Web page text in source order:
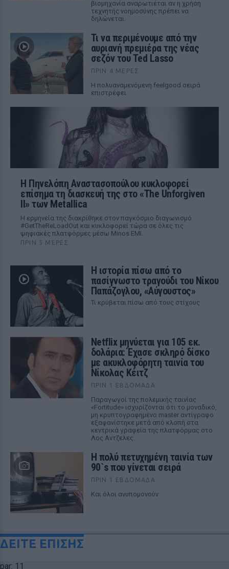
βιομηχανία αναρωτιέται αν η χρήση
τεχνητής νοημοσύνης πρέπει να
δηλώνεται.
Τι να περιμένουμε από την
αυριανή πρεμιέρα της νέας
σεζόν του Ted Lasso
ΠΡΙΝ 4 ΜΈΡΕΣ
Η πολυαναμενόμενη feelgood σειρά
επιστρέφει
Η Πηνελόπη Αναστασοπούλου κυκλοφορεί
επίσημα τη διασκευή της στο «The Unforgiven
II» των Metallica
Η ερμηνεία της διακρίθηκε στον παγκόσμιο διαγωνισμό
#GetTheReLoadOut και κυκλοφορεί τώρα σε όλες τις
ψηφιακές πλατφόρμες μέσω Minos EMI.
ΠΡΙΝ 5 ΜΈΡΕΣ
Η ιστορία πίσω από το
πασίγνωστο τραγούδι του Νίκου
Παπάζογλου, «Αύγουστος»
Τι κρύβεται πίσω από τους στίχους
Netflix μηνύεται για 105 εκ.
δολάρια: Έχασε σκληρό δίσκο
με ακυκλοφόρητη ταινία του
Νίκολας Κέιτζ
ΠΡΙΝ 1 ΕΒΔΟΜΆΔΑ
Παραγωγοί της πολεμικής ταινίας
«Fortitude» ισχυρίζονται ότι το μοναδικό,
μη κρυπτογραφημένο master αντίγραφο
εξαφανίστηκε μετά από κλοπή στα
κεντρικά γραφεία της πλατφόρμας στο
Λος Αντζελες.
Η πολύ πετυχημένη ταινία των
90`s που γίνεται σειρά
ΠΡΙΝ 1 ΕΒΔΟΜΆΔΑ
Και όλοι ανυπομονούν
ΔΕΙΤΕ ΕΠΙΣΗΣ
par: 11